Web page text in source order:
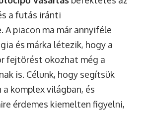
a futás iránti
A piacon ma már annyiféle
és márka létezik, hogy a
fejtörést okozhat még a
is. Célunk, hogy segítsük
komplex világban, és
érdemes kiemelten figyelni,